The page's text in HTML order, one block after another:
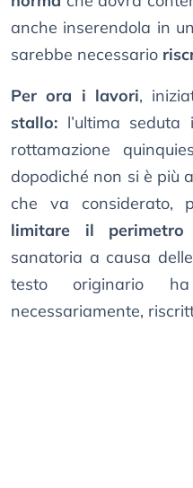
anche inserendola in
sarebbe necessario
Per ora i lavori,
stallo: l’ultima
rottamazione
dopodiché non si è più
che va considerato,
limitare il
sanatoria a causa
testo originario
necessariamente,